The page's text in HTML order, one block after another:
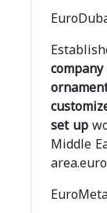
company
set up
Middle